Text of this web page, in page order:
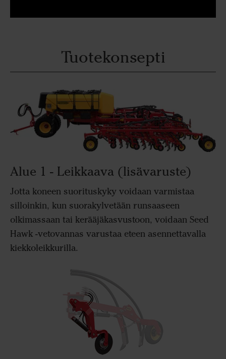
Tuotekonsepti
Alue 1 - Leikkaava (lisävaruste)
Jotta koneen suorituskyky voidaan varmistaa
silloinkin, kun suorakylvetään runsaaseen
olkimassaan tai kerääjäkasvustoon, voidaan Seed
Hawk -vetovannas varustaa eteen asennettavalla
kiekkoleikkurilla.